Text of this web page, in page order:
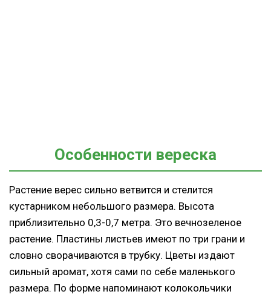
Особенности вереска
Растение верес сильно ветвится и стелится
кустарником небольшого размера. Высота
приблизительно 0,3-0,7 метра. Это вечнозеленое
растение. Пластины листьев имеют по три грани и
словно сворачиваются в трубку. Цветы издают
сильный аромат, хотя сами по себе маленького
размера. По форме напоминают колокольчики